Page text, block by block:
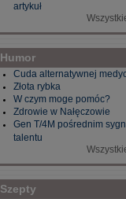
artykuł
Humor
Cuda alternatywnej
Złota rybka
W czym moge pomóc?
Zdrowie w Nałęczowie
Gen T/4M pośrednim
talentu
Szepty